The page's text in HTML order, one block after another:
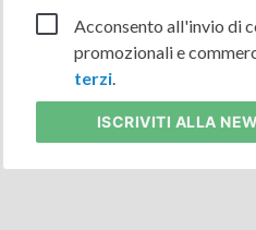
Acconsento all'invio di
promozionali e
terzi.
ISCRIVITI ALLA